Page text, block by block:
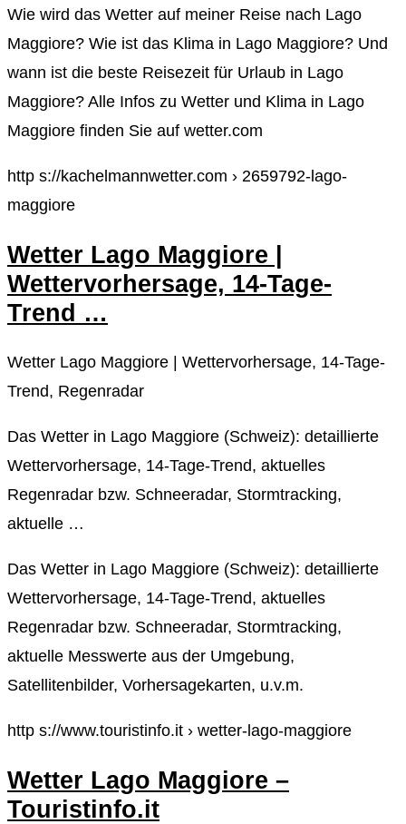
Wie wird das Wetter auf meiner Reise nach Lago
Maggiore? Wie ist das Klima in Lago Maggiore? Und
wann ist die beste Reisezeit für Urlaub in Lago
Maggiore? Alle Infos zu Wetter und Klima in Lago
Maggiore finden Sie auf wetter.com
http s://kachelmannwetter.com › 2659792-lago-
maggiore
Wetter Lago Maggiore |
Wettervorhersage, 14-Tage-
Trend …
Wetter Lago Maggiore | Wettervorhersage, 14-Tage-
Trend, Regenradar
Das Wetter in Lago Maggiore (Schweiz): detaillierte
Wettervorhersage, 14-Tage-Trend, aktuelles
Regenradar bzw. Schneeradar, Stormtracking,
aktuelle …
Das Wetter in Lago Maggiore (Schweiz): detaillierte
Wettervorhersage, 14-Tage-Trend, aktuelles
Regenradar bzw. Schneeradar, Stormtracking,
aktuelle Messwerte aus der Umgebung,
Satellitenbilder, Vorhersagekarten, u.v.m.
http s://www.touristinfo.it › wetter-lago-maggiore
Wetter Lago Maggiore –
Touristinfo.it